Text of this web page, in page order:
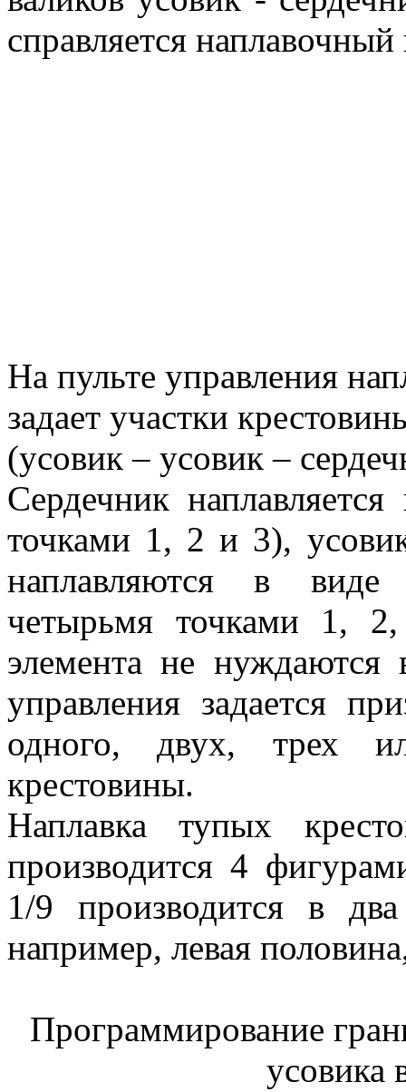
справляется
На пульте управления
задает участки
(усовик – усовик –
Сердечник
точками 1, 2 и 3),
наплавляются в виде
четырьмя точками 1,
элемента не
управления задается
одного, двух, трех
крестовины.
Наплавка тупых
производится 4
1/9 производится в два
например, левая
Программирование
усовика